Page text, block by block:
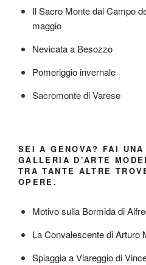
Il Sacro Monte dal Campo
maggio
Nevicata a Besozzo
Pomeriggio invernale
Sacromonte di Varese
SEI A GENOVA? FAI
GALLERIA D’ARTE
TRA TANTE ALTRE
OPERE.
Motivo sulla Bormida di
La Convalescente di Arturo
Spiaggia a Viareggio di